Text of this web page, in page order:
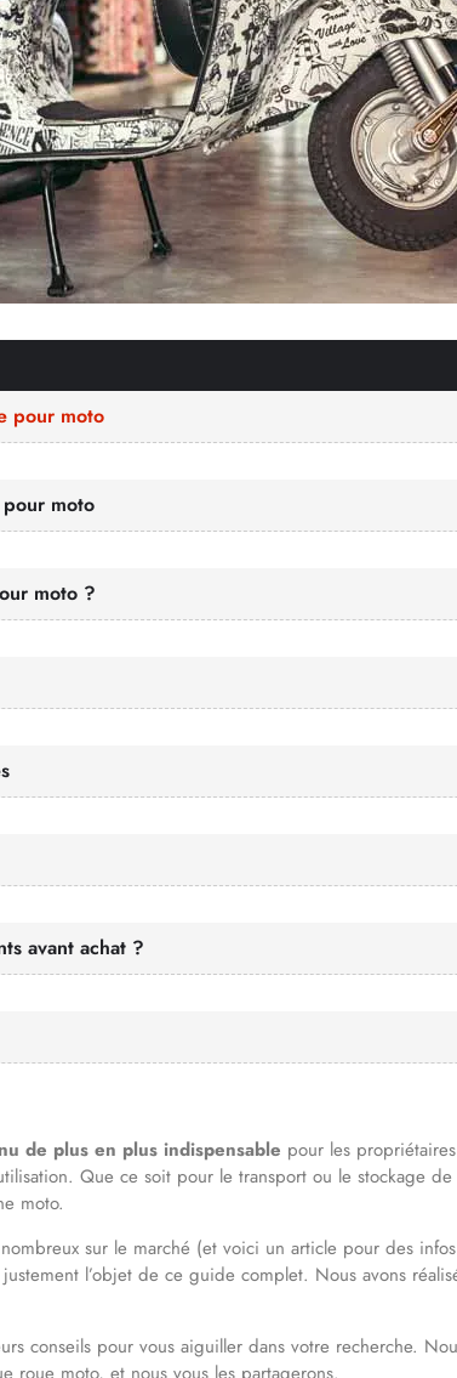
pour moto
moto
moto ?
avant achat ?
de plus en plus indispensable pour les
Que ce soit pour le transport ou le stockage
moto.
sur le marché (et voici un article pour des
l’objet de ce guide complet. Nous avons
conseils pour vous aiguiller dans votre recherche.
roue moto, et nous vous les partagerons.